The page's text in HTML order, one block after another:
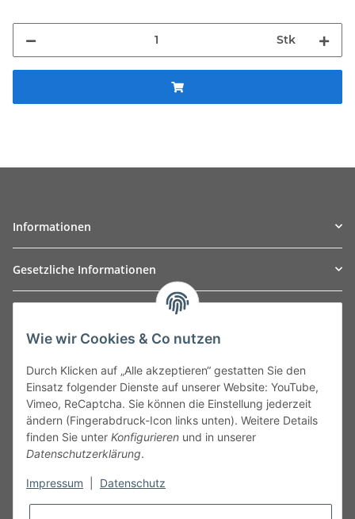
Stk
Informationen
Gesetzliche Informationen
Leibnizstraße 2a
Germany
Phone:+49 40 5287270
Fax:+49 40 5281050
Email:sales@tow-automotive.de
Wie wir Cookies & Co nutzen
Durch Klicken auf „Alle akzeptieren“ gestatten Sie den
Einsatz folgender Dienste auf unserer Website: YouTube,
Vimeo, ReCaptcha. Sie können die Einstellung jederzeit
ändern (Fingerabdruck-Icon links unten). Weitere Details
finden Sie unter Konfigurieren und in unserer
Datenschutzerklärung.
Impressum Datenschutz